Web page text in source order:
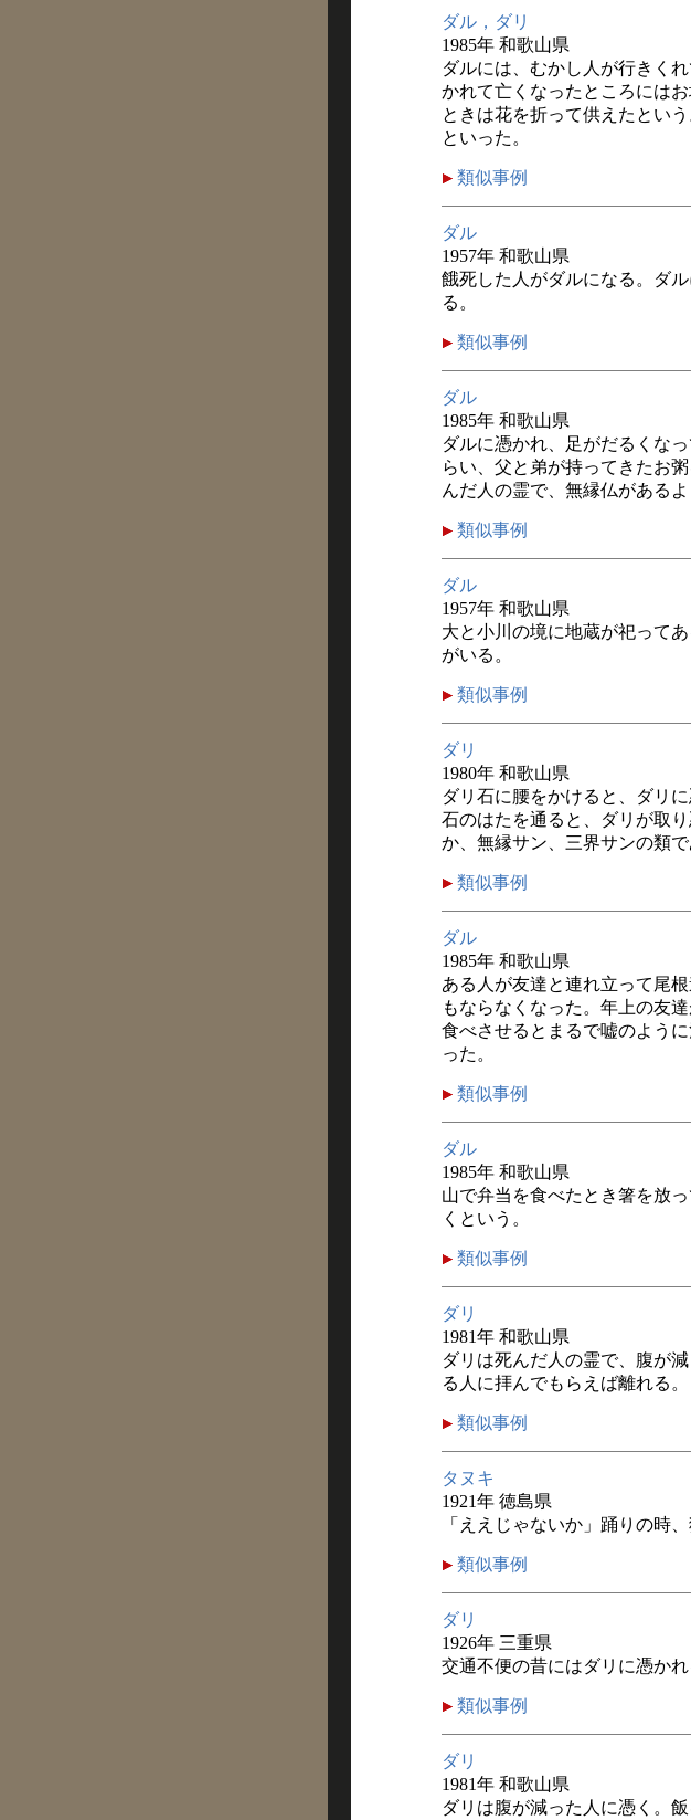
ダル，ダリ
1985年 和歌山県
ダルには、むかし人が行きく
かれて亡くなったところには
ときは花を折って供えたとい
といった。
類似事例
ダル
1957年 和歌山県
餓死した人がダルになる。ダ
る。
類似事例
ダル
1985年 和歌山県
ダルに憑かれ、足がだるくな
らい、父と弟が持ってきたお
んだ人の霊で、無縁仏がある
類似事例
ダル
1957年 和歌山県
大と小川の境に地蔵が祀って
がいる。
類似事例
ダリ
1980年 和歌山県
ダリ石に腰をかけると、ダリ
石のはたを通ると、ダリが取
か、無縁サン、三界サンの類で
類似事例
ダル
1985年 和歌山県
ある人が友達と連れ立って尾
もならなくなった。年上の友
食べさせるとまるで嘘のよう
った。
類似事例
ダル
1985年 和歌山県
山で弁当を食べたとき箸を放
くという。
類似事例
ダリ
1981年 和歌山県
ダリは死んだ人の霊で、腹が
る人に拝んでもらえば離れる。
類似事例
タヌキ
1921年 徳島県
「ええじゃないか」踊りの時
類似事例
ダリ
1926年 三重県
交通不便の昔にはダリに憑かれ
類似事例
ダリ
1981年 和歌山県
ダリは腹が減った人に憑く。